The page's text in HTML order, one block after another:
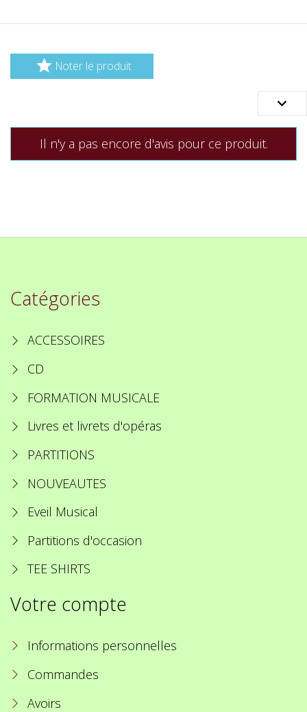
 Noter le produit

Il n'y a pas encore d'avis pour ce produit.
Catégories
ACCESSOIRES
CD
FORMATION MUSICALE
Livres et livrets d'opéras
PARTITIONS
NOUVEAUTES
Eveil Musical
Partitions d'occasion
TEE SHIRTS
Votre compte
Informations personnelles
Commandes
Avoirs